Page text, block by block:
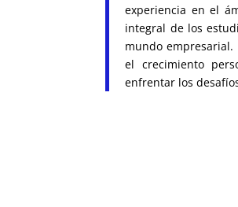
experiencia en el
integral de los
mundo
el crecimiento
enfrentar los